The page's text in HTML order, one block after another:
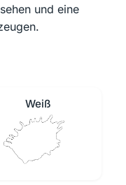
und eine
Weiß